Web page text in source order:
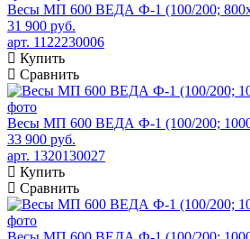
Весы МП 600 ВЕДА Ф-1 (100/200;
31 900 руб.
арт. 1122230006
Купить
Сравнить
Весы МП 600 ВЕДА Ф-1 (100/200;
33 900 руб.
арт. 1320130027
Купить
Сравнить